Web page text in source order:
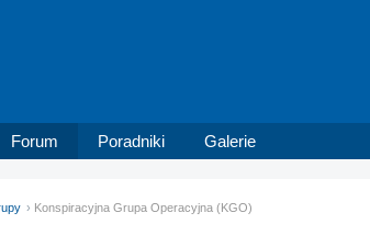
Forum Poradniki Galerie
Konspiracyjna Grupa Operacyjna (KGO)